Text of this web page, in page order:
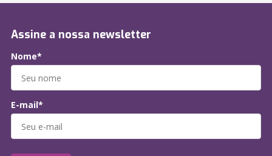
Assine a nossa newsletter
Nome*
E-mail*